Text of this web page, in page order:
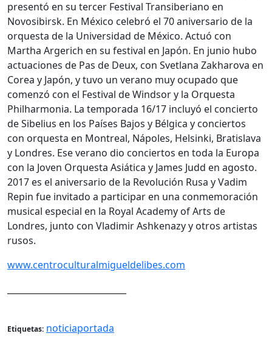
presentó en su tercer Festival Transiberiano en
Novosibirsk. En México celebró el 70 aniversario de la
orquesta de la Universidad de México. Actuó con
Martha Argerich en su festival en Japón. En junio hubo
actuaciones de Pas de Deux, con Svetlana Zakharova en
Corea y Japón, y tuvo un verano muy ocupado que
comenzó con el Festival de Windsor y la Orquesta
Philharmonia. La temporada 16/17 incluyó el concierto
de Sibelius en los Países Bajos y Bélgica y conciertos
con orquesta en Montreal, Nápoles, Helsinki, Bratislava
y Londres. Ese verano dio conciertos en toda la Europa
con la Joven Orquesta Asiática y James Judd en agosto.
2017 es el aniversario de la Revolución Rusa y Vadim
Repin fue invitado a participar en una conmemoración
musical especial en la Royal Academy of Arts de
Londres, junto con Vladimir Ashkenazy y otros artistas
rusos.
www.centroculturalmigueldelibes.com
Etiquetas: noticiaportada